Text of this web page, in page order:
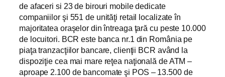
de afaceri si 23 de birouri mobile dedicate
companiilor şi 551 de unităţi retail localizate în
majoritatea oraşelor din întreaga ţară cu peste 10.000
de locuitori. BCR este banca nr.1 din România pe
piaţa tranzacţiilor bancare, clienţii BCR având la
dispoziţie cea mai mare reţea naţională de ATM –
aproape 2.100 de bancomate şi POS – 13.500 de